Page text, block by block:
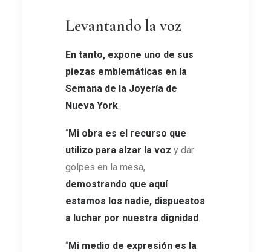
Levantando la voz
En tanto, expone uno de sus
piezas emblemáticas en la
Semana de la Joyería de
Nueva York.
“Mi obra es el recurso que
utilizo para alzar la voz y dar
golpes en la mesa,
demostrando que aquí
estamos los nadie, dispuestos
a luchar por nuestra dignidad.
“Mi medio de expresión es la